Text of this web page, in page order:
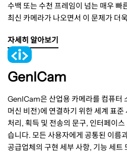
수백 또는 수천 프레임이 넘는 매우 빠
최신 카메라가 나오면서 이 문제가 더
자세히 알아보기
GenICam
GenICam은 산업용 카메라를 컴퓨터
머신 비전)에 연결하기 위한 세계 표
처리, 획득 및 전송의 문구, 인터페이
습니다. 모든 사용자에게 공통된 이름
공급업체의 구현 세부 사항, 기능 세트